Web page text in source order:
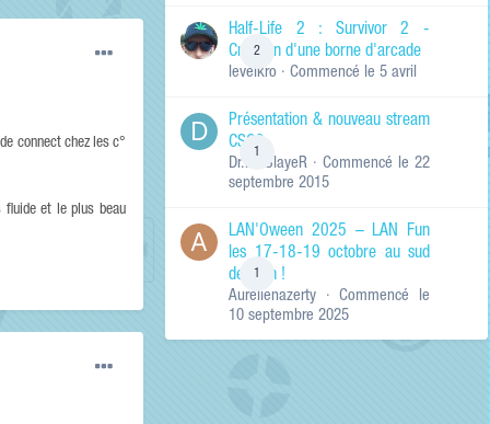
RECHERCHER LES
Titres et corps
Titres des
uniquement
connect chez les c°
fluide et le plus beau
2
Half-Life 2 : Survivor 2 -
Création d'une borne d'arcade
levelkro · Commencé le 5 avril
1
Présentation & nouveau stream
CSGO
Dr.KinSlayeR · Commencé le 22
septembre 2015
1
LAN'Oween 2025 – LAN Fun
les 17-18-19 octobre au sud
de Lyon !
Aurelienazerty · Commencé le
10 septembre 2025